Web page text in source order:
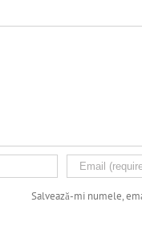
Salvează-mi numele,